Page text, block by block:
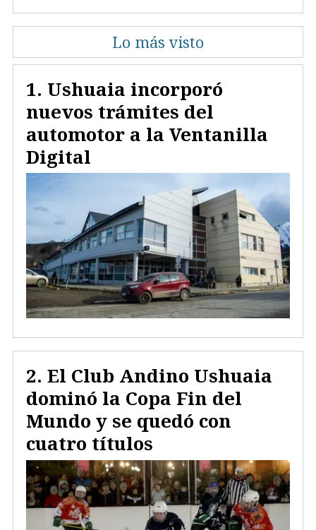
Lo más visto
Ushuaia incorporó
nuevos trámites del
automotor a la Ventanilla
Digital
El Club Andino Ushuaia
dominó la Copa Fin del
Mundo y se quedó con
cuatro títulos